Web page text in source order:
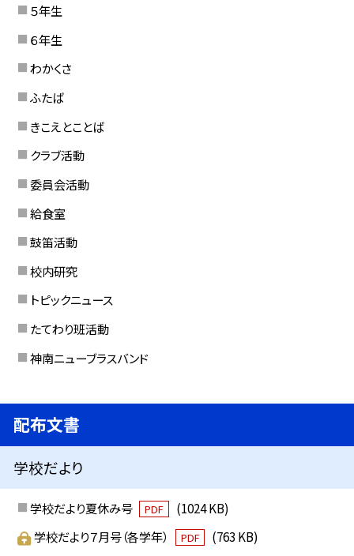
５年生
６年生
わかくさ
ふたば
きこえとことば
クラブ活動
委員会活動
給食室
鼓笛活動
校内研究
トピックニュース
たてわり班活動
神南ニューブラスバンド
配布文書
学校だより
学校だより夏休み号 PDF
(1024 KB)
学校だより７月号（各学年）
PDF
(763 KB)